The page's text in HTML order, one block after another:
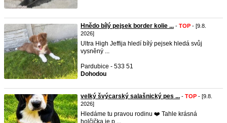
Hnědo bílý pejsek border kolie ... - TOP - [9.8.
2026]
Ultra High Jeffija hledí bílý pejsek hledá svůj
vysněný ...
Pardubice - 533 51
Dohodou
velký švýcarský salašnický pes ... - TOP - [9.8.
2026]
Hledáme tu pravou rodinu ❤️ Tahle krásná
holčička je p ...